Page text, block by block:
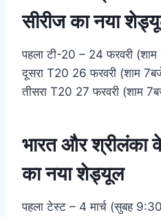
सीरीज का नया
पहला टी-20 – 24 फरवरी
दूसरा T20 26 फरवरी (शाम
तीसरा T20 27 फरवरी (शाम
भारत और श्रीलंका
का नया शेड्यूल
पहला टेस्ट – 4 मार्च (सुबह